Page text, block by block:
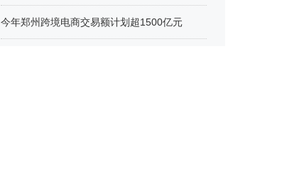
今年郑州跨境电商交易额计划超1500亿元